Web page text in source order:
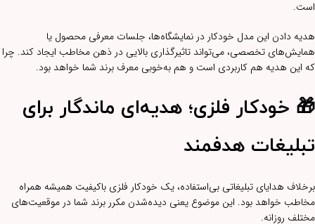
است.
هدیه دادن این مدل خودکار در نمایشگاه‌ها، جلسات معرفی محصول یا
همایش‌های تخصصی، می‌تواند تاثیرگذاری بالایی در ذهن مخاطب ایجاد کند. چرا
که این هدیه هم کاربردی است و هم به‌خوبی معرف برند شما خواهد بود.
🎁 خودکار فلزی؛ هدیه‌ای ماندگار برای
تبلیغات هدفمند
برخلاف هدایای تبلیغاتی بی‌استفاده، یک خودکار فلزی باکیفیت همیشه همراه
مخاطب خواهد بود. این موضوع یعنی دیده‌شدن مکرر برند شما در موقعیت‌های
مختلف روزانه.